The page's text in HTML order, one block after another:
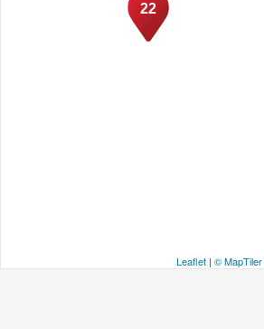
22
Leaflet | © MapTiler